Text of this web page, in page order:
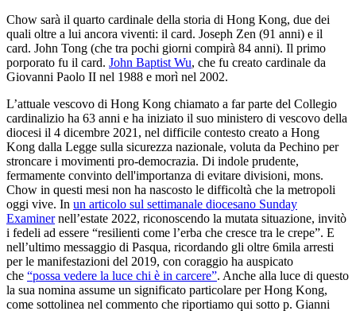
Chow sarà il quarto cardinale della storia di Hong Kong, due dei
quali oltre a lui ancora viventi: il card. Joseph Zen (91 anni) e il
card. John Tong (che tra pochi giorni compirà 84 anni). Il primo
porporato fu il card. John Baptist Wu, che fu creato cardinale da
Giovanni Paolo II nel 1988 e morì nel 2002.
L’attuale vescovo di Hong Kong chiamato a far parte del Collegio
cardinalizio ha 63 anni e ha iniziato il suo ministero di vescovo della
diocesi il 4 dicembre 2021, nel difficile contesto creato a Hong
Kong dalla Legge sulla sicurezza nazionale, voluta da Pechino per
stroncare i movimenti pro-democrazia. Di indole prudente,
fermamente convinto dell'importanza di evitare divisioni, mons.
Chow in questi mesi non ha nascosto le difficoltà che la metropoli
oggi vive. In un articolo sul settimanale diocesano Sunday
Examinernell’estate 2022, riconoscendo la mutata situazione, invitò
i fedeli ad essere “resilienti come l’erba che cresce tra le crepe”. E
nell’ultimo messaggio di Pasqua, ricordando gli oltre 6mila arresti
per le manifestazioni del 2019, con coraggio ha auspicato
che “possa vedere la luce chi è in carcere”. Anche alla luce di questo
la sua nomina assume un significato particolare per Hong Kong,
come sottolinea nel commento che riportiamo qui sotto p. Gianni